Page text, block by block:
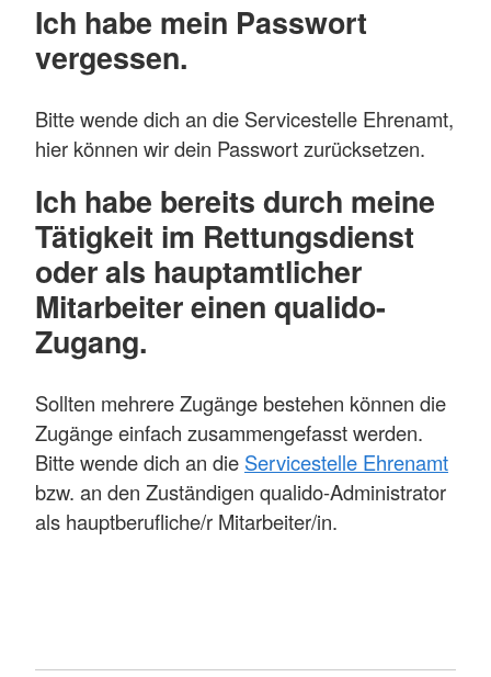
Ich habe mein Passwort
vergessen.
Bitte wende dich an die Servicestelle Ehrenamt,
hier können wir dein Passwort zurücksetzen.
Ich habe bereits durch meine
Tätigkeit im Rettungsdienst
oder als hauptamtlicher
Mitarbeiter einen qualido-
Zugang.
Sollten mehrere Zugänge bestehen können die
Zugänge einfach zusammengefasst werden.
Bitte wende dich an die Servicestelle Ehrenamt
bzw. an den Zuständigen qualido-Administrator
als hauptberufliche/r Mitarbeiter/in.